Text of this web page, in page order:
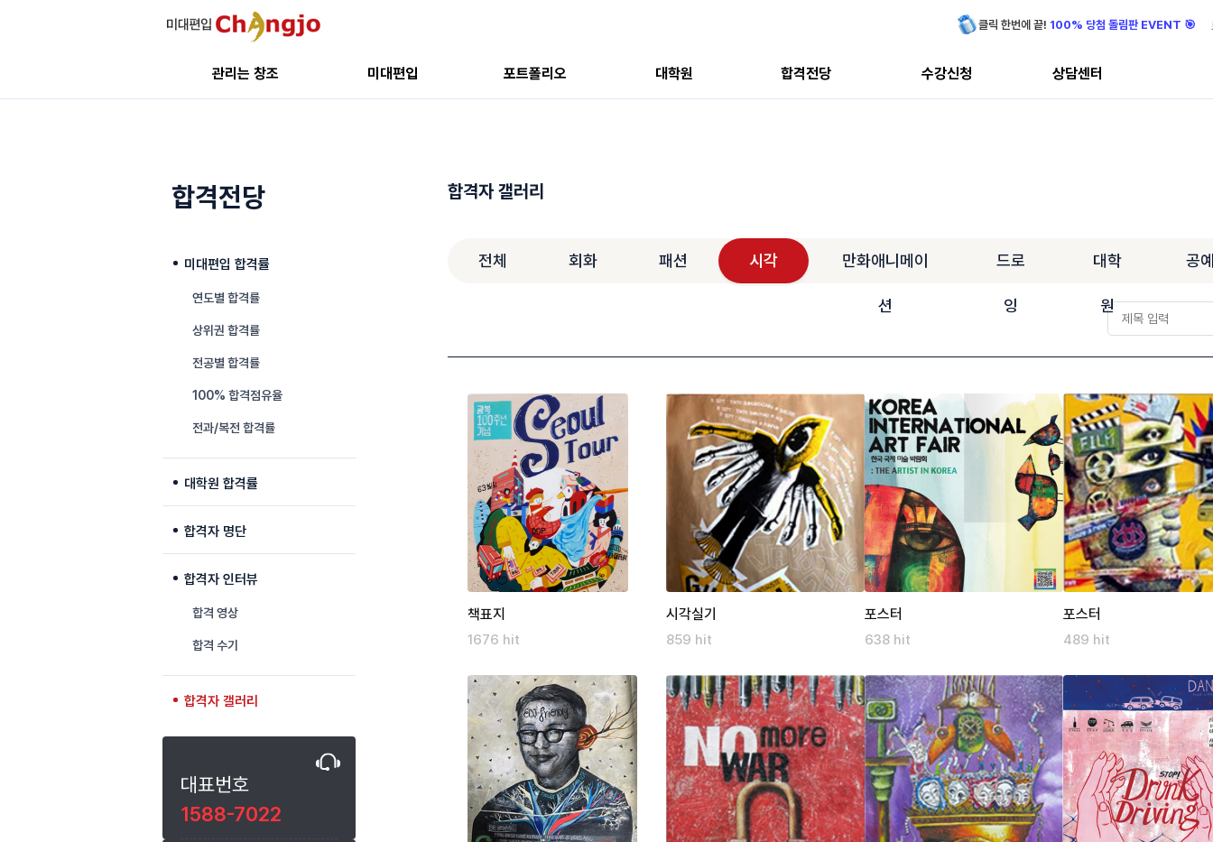
클릭 한번에 끝! 100% 당첨 돌림판 EVENT 🎯
관리는 창조 미대편입 포트폴리오 대학원 합격전당 수강신청 상담센터
합격전당
미대편입 합격률
연도별 합격률
상위권 합격률
전공별 합격률
100% 합격점유율
전과/복전 합격률
대학원 합격률
합격자 명단
합격자 인터뷰
합격 영상
합격 수기
합격자 갤러리
대표번호
1588-7022
합격자 갤러리
전체 회화 패션 시각 만화애니메이
션
드로
잉
대학
원
공
책표지
1676 hit
시각실기
859 hit
포스터
638 hit
포스터
489 hit